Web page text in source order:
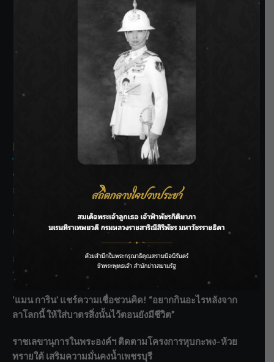
SIAMRATH VARIETY
THE BEST ENTERTAINMENT
Recent Posts
ชลประทานเชียงใหม่เร่งพร่องน้ำแม่น้ำปิง รับมวลน้ำเหนือ ย้ำ
ยังไม่ล้นตลิ่ง
ฟาดลุคใหม่! “แบม พิชญานิน” แดนซ์สับทุกจังหวะ ชวนแฟนๆ
แกะท่า #นอกจอนอกใจ
กรมชลฯ รับฟังประชาชน ติดตามแก้ปัญหาโครงการประตู
ระบายน้ำศรีสองรักฯ
‘แมน การิน’ แชร์ความเชื่อชวนคิด! “อยากกินอะไรหลังจาก
ลาโลกนี้ ให้ใส่บาตรสิ่งนั้นไว้ตอนยังมีชีวิต”
ราชเลขานุการในพระองค์ฯ ติดตามโครงการหุบกะพง–ห้วย
ทรายใต้ เสริมความมั่นคงน้ำเพชรบุรี